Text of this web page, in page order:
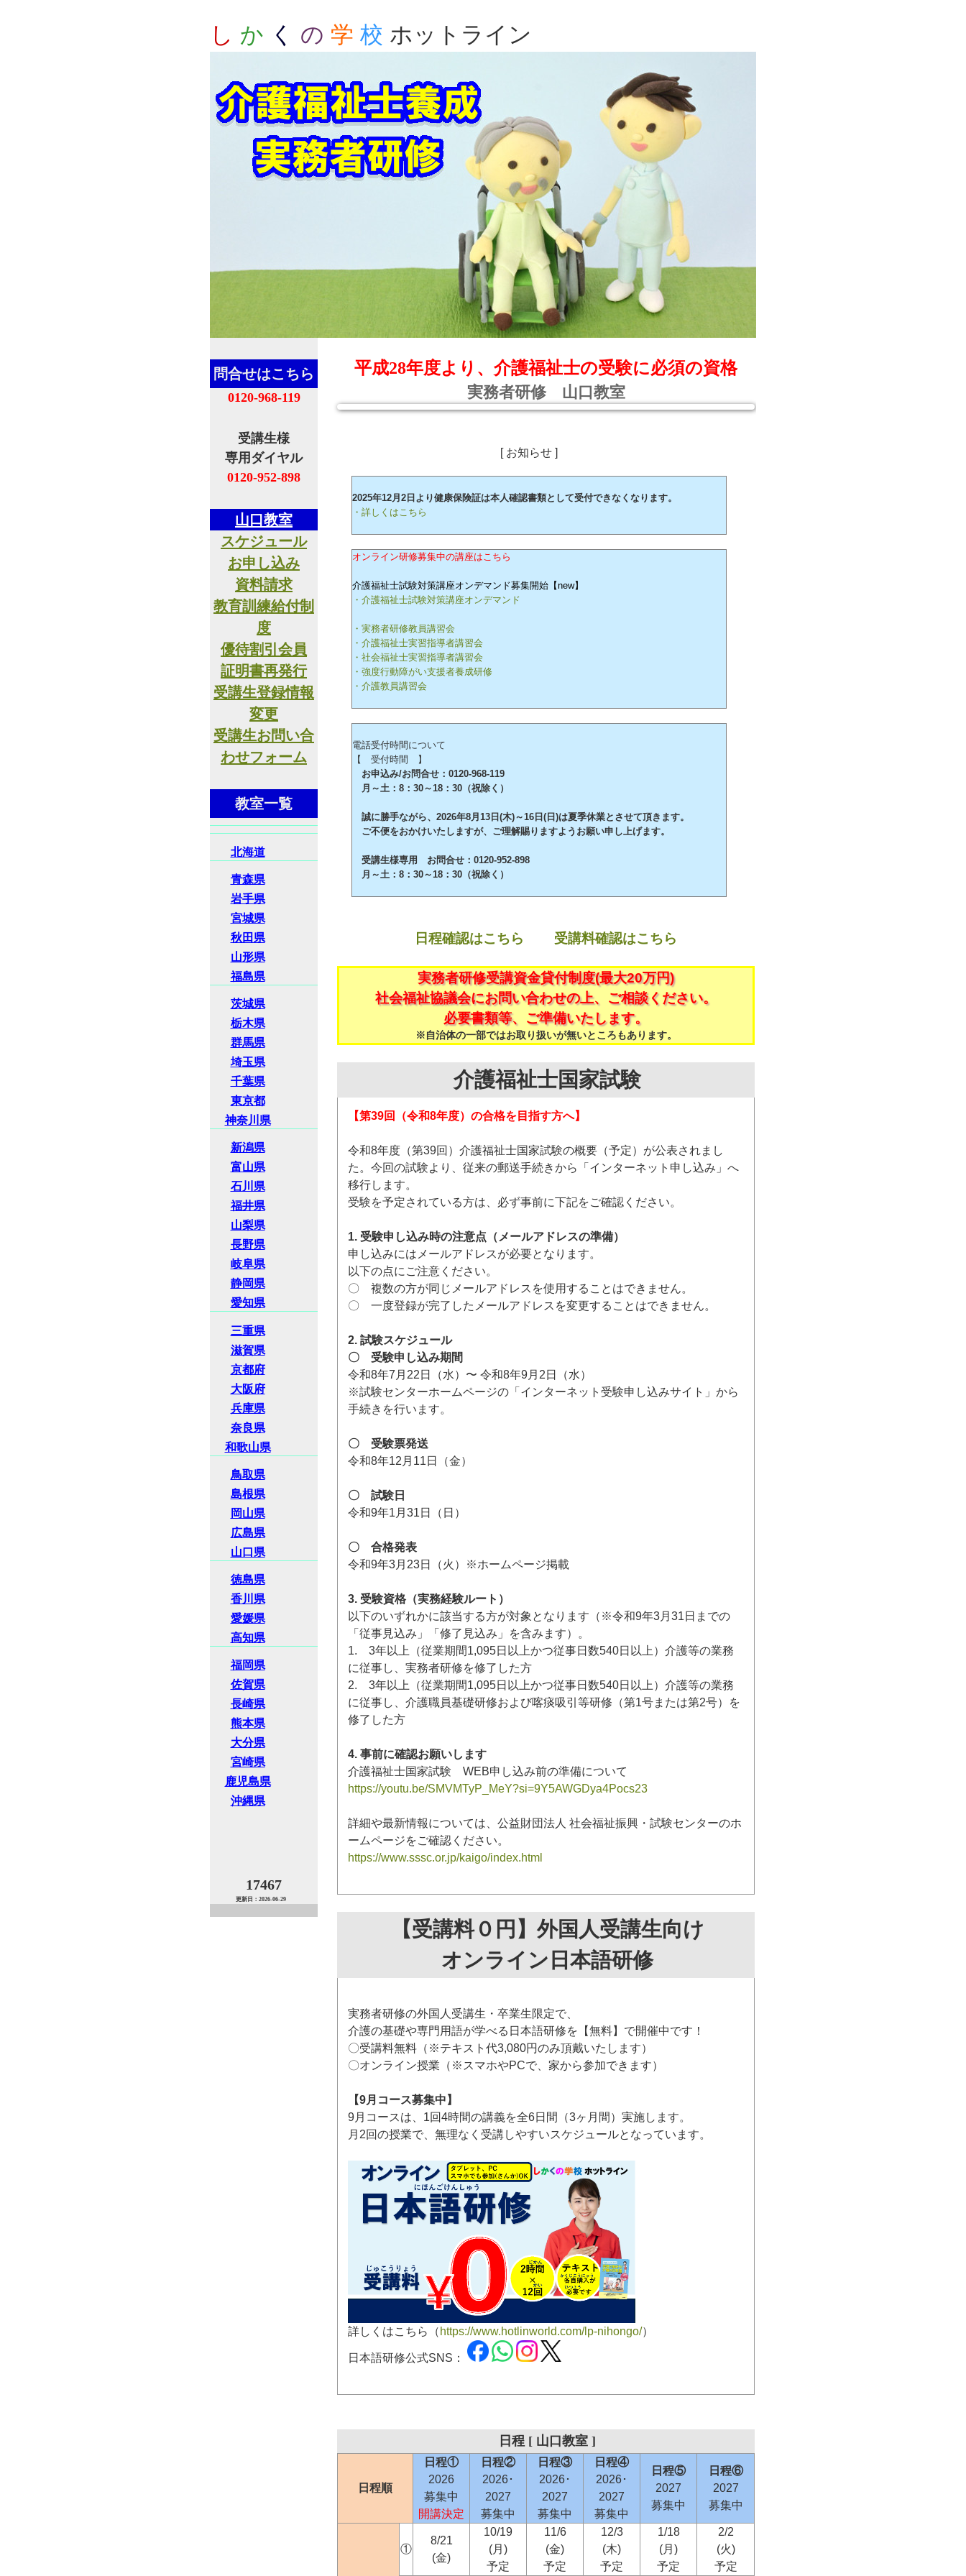
し か く の 学 校 ホットライン
平成28年度より、介護福祉士の受験に必須の資格
実務者研修 山口教室
[ お知らせ ]
2025年12月2日より健康保険証は本人確認書類として受付できなくなります。
・詳しくはこちら
オンライン研修募集中の講座はこちら
介護福祉士試験対策講座オンデマンド募集開始【new】
・介護福祉士試験対策講座オンデマンド
・実務者研修教員講習会
・介護福祉士実習指導者講習会
・社会福祉士実習指導者講習会
・強度行動障がい支援者養成研修
・介護教員講習会
電話受付時間について
【 受付時間 】
お申込み/お問合せ：0120-968-119
月～土：8：30～18：30（祝除く）
誠に勝手ながら、2026年8月13日(木)～16日(日)は夏季休業とさせて頂きます。
ご不便をおかけいたしますが、ご理解賜りますようお願い申し上げます。
受講生様専用 お問合せ：0120-952-898
月～土：8：30～18：30（祝除く）
日程確認はこちら 受講料確認はこちら
実務者研修受講資金貸付制度(最大20万円)
社会福祉協議会にお問い合わせの上、ご相談ください。
必要書類等、ご準備いたします。
※自治体の一部ではお取り扱いが無いところもあります。
介護福祉士国家試験
【第39回（令和8年度）の合格を目指す方へ】
令和8年度（第39回）介護福祉士国家試験の概要（予定）が公表されまし
た。今回の試験より、従来の郵送手続きから「インターネット申し込み」へ
移行します。
受験を予定されている方は、必ず事前に下記をご確認ください。
1. 受験申し込み時の注意点（メールアドレスの準備）
申し込みにはメールアドレスが必要となります。
以下の点にご注意ください。
〇 複数の方が同じメールアドレスを使用することはできません。
〇 一度登録が完了したメールアドレスを変更することはできません。
2. 試験スケジュール
〇 受験申し込み期間
令和8年7月22日（水）〜 令和8年9月2日（水）
※試験センターホームページの「インターネット受験申し込みサイト」から
手続きを行います。
〇 受験票発送
令和8年12月11日（金）
〇 試験日
令和9年1月31日（日）
〇 合格発表
令和9年3月23日（火）※ホームページ掲載
3. 受験資格（実務経験ルート）
以下のいずれかに該当する方が対象となります（※令和9年3月31日までの
「従事見込み」「修了見込み」を含みます）。
1. 3年以上（従業期間1,095日以上かつ従事日数540日以上）介護等の業務
に従事し、実務者研修を修了した方
2. 3年以上（従業期間1,095日以上かつ従事日数540日以上）介護等の業務
に従事し、介護職員基礎研修および喀痰吸引等研修（第1号または第2号）を
修了した方
4. 事前に確認お願いします
介護福祉士国家試験 WEB申し込み前の準備について
https://youtu.be/SMVMTyP_MeY?si=9Y5AWGDya4Pocs23
詳細や最新情報については、公益財団法人 社会福祉振興・試験センターのホ
ームページをご確認ください。
https://www.sssc.or.jp/kaigo/index.html
【受講料０円】外国人受講生向け
オンライン日本語研修
実務者研修の外国人受講生・卒業生限定で、
介護の基礎や専門用語が学べる日本語研修を【無料】で開催中です！
〇受講料無料（※テキスト代3,080円のみ頂戴いたします）
〇オンライン授業（※スマホやPCで、家から参加できます）
【9月コース募集中】
9月コースは、1回4時間の講義を全6日間（3ヶ月間）実施します。
月2回の授業で、無理なく受講しやすいスケジュールとなっています。
詳しくはこちら（ https://www.hotlinworld.com/lp-nihongo/）
日本語研修公式SNS：
日程 [ 山口教室 ]
日程順
日程①
2026
募集中
開講決定
日程②
2026･
2027
募集中
日程③
2026･
2027
募集中
日程④
2026･
2027
募集中
日程⑤
2027
募集中
日程⑥
2027
募集中
①
8/21
(金)
10/19
(月)
予定
11/6
(金)
予定
12/3
(木)
予定
1/18
(月)
予定
2/2
(火)
予定
問合せはこちら
0120-968-119
受講生様
専用ダイヤル
0120-952-898
山口教室
スケジュール
お申し込み
資料請求
教育訓練給付制
度
優待割引会員
証明書再発行
受講生登録情報
変更
受講生お問い合
わせフォーム
教室一覧
北海道
青森県
岩手県
宮城県
秋田県
山形県
福島県
茨城県
栃木県
群馬県
埼玉県
千葉県
東京都
神奈川県
新潟県
富山県
石川県
福井県
山梨県
長野県
岐阜県
静岡県
愛知県
三重県
滋賀県
京都府
大阪府
兵庫県
奈良県
和歌山県
鳥取県
島根県
岡山県
広島県
山口県
徳島県
香川県
愛媛県
高知県
福岡県
佐賀県
長崎県
熊本県
大分県
宮崎県
鹿児島県
沖縄県
17467
更新日：2026-06-29